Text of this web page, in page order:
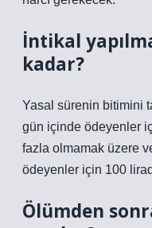
İntikal
kadar?
Yasal sürenin bitimini
gün içinde ödeyenler
fazla olmamak üzere
ödeyenler için 100
Ölümden